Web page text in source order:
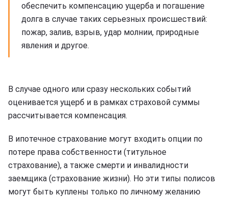
обеспечить компенсацию ущерба и погашение
долга в случае таких серьезных происшествий:
пожар, залив, взрыв, удар молнии, природные
явления и другое.
В случае одного или сразу нескольких событий
оценивается ущерб и в рамках страховой суммы
рассчитывается компенсация.
В ипотечное страхование могут входить опции по
потере права собственности (титульное
страхование), а также смерти и инвалидности
заемщика (страхование жизни). Но эти типы полисов
могут быть куплены только по личному желанию